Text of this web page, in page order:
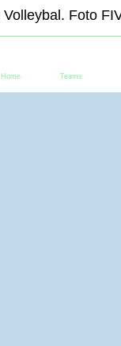
Foto
Home Teams